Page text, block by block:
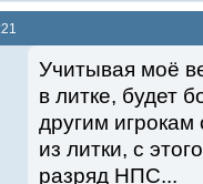
Учитывая моё
в литке, будет
другим
из литки, с
разряд НПС...